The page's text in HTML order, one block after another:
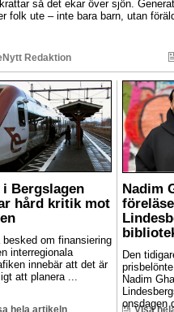
så det ekar över sjön.
folk ute – inte bara barn, utan
Redaktion
i Bergslagen
hård kritik mot
besked om finansiering
interregionala
innebär att det är
att planera ...
hela artikeln
Nadim
Den
Nadim
onsdagen
Visa